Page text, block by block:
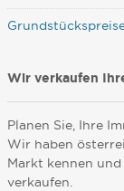
Wir verkaufen
Planen Sie, Ihre
Wir haben
Markt kennen
verkaufen.